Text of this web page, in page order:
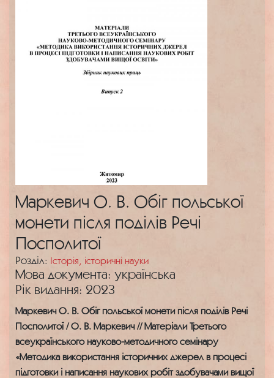
Маркевич О. В. Обіг польської
монети після поділів Речі
Посполитої
Розділ: Історія, історичні науки
Мова документа: українська
Рік видання: 2023
Маркевич О. В. Обіг польської монети після поділів Речі
Посполитої / О. В. Маркевич // Матеріали Третього
всеукраїнського науково-методичного семінару
«Методика використання історичних джерел в процесі
підготовки і написання наукових робіт здобувачами вищої